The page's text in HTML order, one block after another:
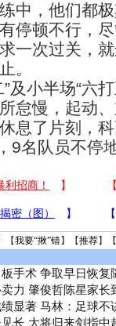
中，他们都
停顿不行，
一次过关，
。
小半场“六打
怠慢，起动
息了片刻，
9名队员不停
【我要“揪”错】【推荐】
手术 争取早日恢复
力 肇俊哲陈星家长
显著 马林：足球不
长 大将归来剑指中